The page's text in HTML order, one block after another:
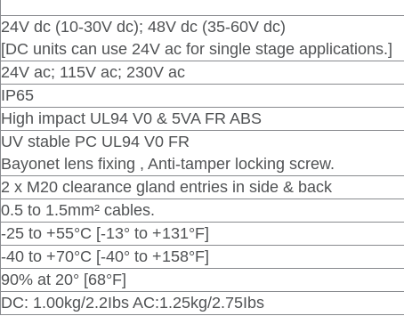
24V dc (10-30V dc); 48V dc (35-60V dc)
[DC units can use 24V ac for single stage applications.]
24V ac; 115V ac; 230V ac
IP65
High impact UL94 V0 & 5VA FR ABS
UV stable PC UL94 V0 FR
Bayonet lens fixing , Anti-tamper locking screw.
2 x M20 clearance gland entries in side & back
0.5 to 1.5mm² cables.
-25 to +55°C [-13° to +131°F]
-40 to +70°C [-40° to +158°F]
90% at 20° [68°F]
DC: 1.00kg/2.2Ibs AC:1.25kg/2.75Ibs